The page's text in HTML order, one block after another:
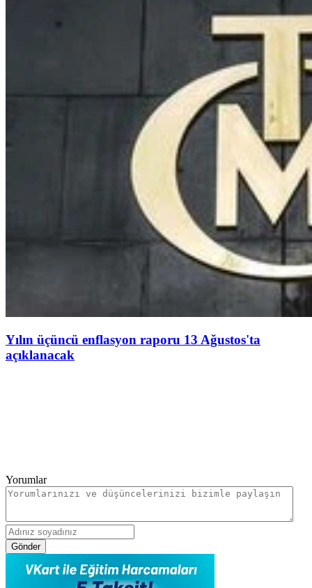
Yılın üçüncü enflasyon raporu 13 Ağustos'ta
açıklanacak
Yorumlar
Gönder